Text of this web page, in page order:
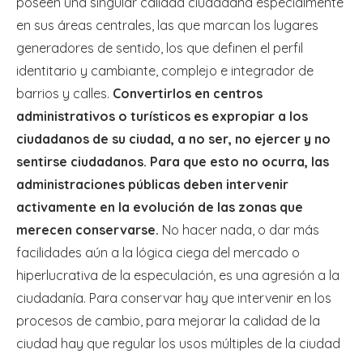
en sus áreas centrales, las que marcan los lugares
generadores de sentido, los que definen el perfil
identitario y cambiante, complejo e integrador de
barrios y calles. Convertirlos en centros
administrativos o turísticos es expropiar a los
ciudadanos de su ciudad, a no ser, no ejercer y no
sentirse ciudadanos. Para que esto no ocurra, las
administraciones públicas deben intervenir
activamente en la evolución de las zonas que
merecen conservarse. No hacer nada, o dar más
facilidades aún a la lógica ciega del mercado o
hiperlucrativa de la especulación, es una agresión a la
ciudadanía. Para conservar hay que intervenir en los
procesos de cambio, para mejorar la calidad de la
ciudad hay que regular los usos múltiples de la ciudad